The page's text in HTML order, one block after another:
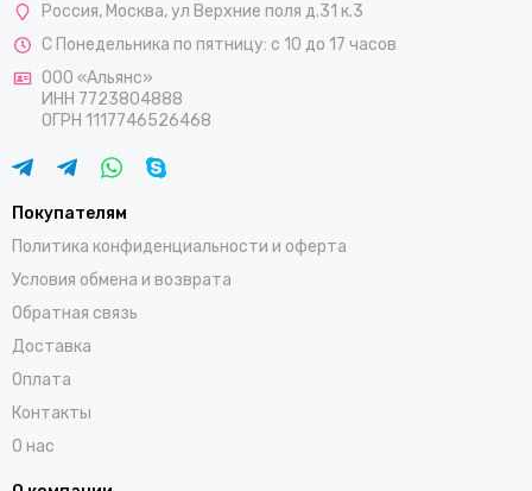
Россия, Москва,ул Верхние поля д.31 к.3
С Понедельника по пятницу: с 10 до 17 часов
ООО «Альянс»
ИНН 7723804888
ОГРН 1117746526468
Покупателям
Политика конфиденциальности и оферта
Условия обмена и возврата
Обратная связь
Доставка
Оплата
Контакты
О нас